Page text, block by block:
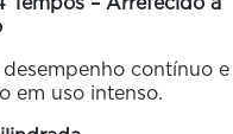
contínuo e
em uso intenso.